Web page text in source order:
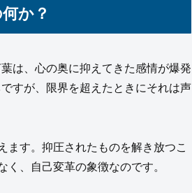
か？
は、心の奥に抑えてきた感情が爆発
すが、限界を超えたときにそれは声
ます。抑圧されたものを解き放つこ
く、自己変革の象徴なのです。